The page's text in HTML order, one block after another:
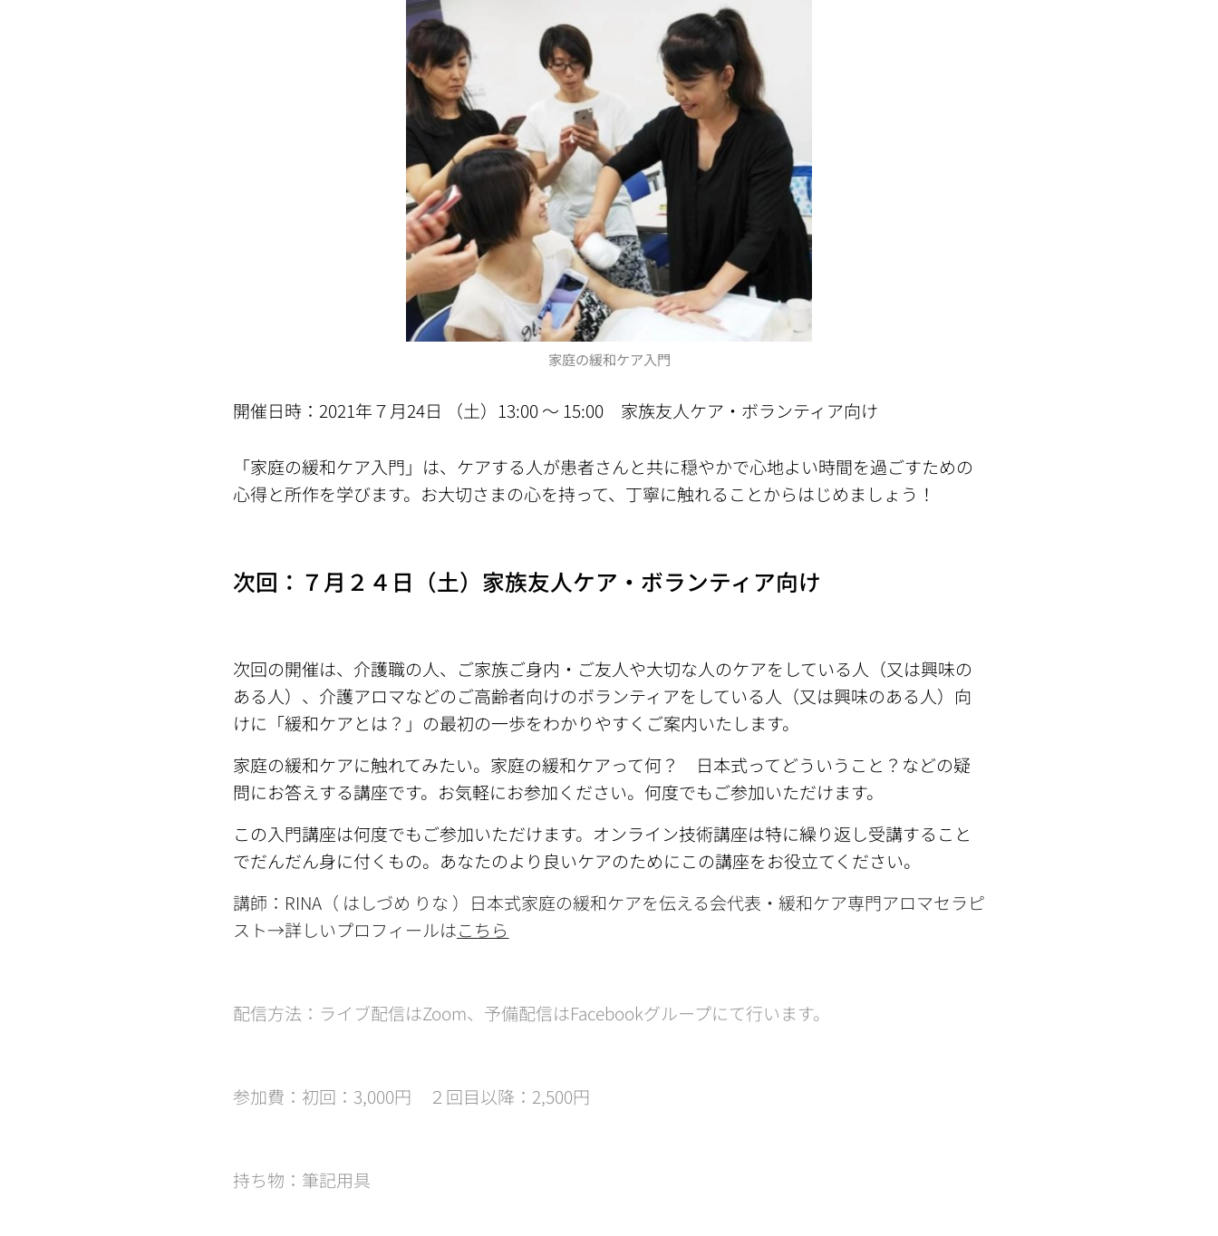
家庭の緩和ケア入門
開催日時：2021年７月24日 （土）13:00 〜 15:00 家族友人ケア・ボランティア向け
「家庭の緩和ケア入門」は、ケアする人が患者さんと共に穏やかで心地よい時間を過ごすための
心得と所作を学びます。お大切さまの心を持って、丁寧に触れることからはじめましょう！
次回：７月２４日（土）家族友人ケア・ボランティア向け
次回の開催は、介護職の人、ご家族ご身内・ご友人や大切な人のケアをしている人（又は興味の
ある人）、介護アロマなどのご高齢者向けのボランティアをしている人（又は興味のある人）向
けに「緩和ケアとは？」の最初の一歩をわかりやすくご案内いたします。
家庭の緩和ケアに触れてみたい。家庭の緩和ケアって何？ 日本式ってどういうこと？などの疑
問にお答えする講座です。お気軽にお参加ください。何度でもご参加いただけます。
この入門講座は何度でもご参加いただけます。オンライン技術講座は特に繰り返し受講すること
でだんだん身に付くもの。あなたのより良いケアのためにこの講座をお役立てください。
講師：RINA（ はしづめ りな ）日本式家庭の緩和ケアを伝える会代表・緩和ケア専門アロマセラピ
スト→詳しいプロフィールはこちら
配信方法：ライブ配信はZoom、予備配信はFacebookグループにて行います。
参加費：初回：3,000円 ２回目以降：2,500円
持ち物：筆記用具